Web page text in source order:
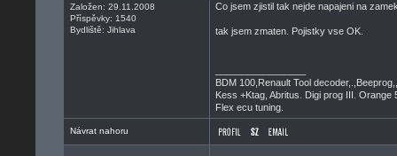
Založen: 29.11.2008
Příspěvky: 1540
Bydliště: Jihlava
Co jsem zjistil tak nejde napajeni na
tak jsem zmaten. Pojistky vse OK.
BDM 100,Renault Tool
Kess +Ktag, Abritus. Digi prog III. Orange
Flex ecu tuning.
Návrat nahoru